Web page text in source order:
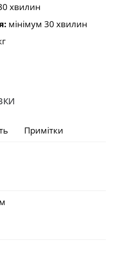
хвилин
мінімум 30 хвилин
Примітки